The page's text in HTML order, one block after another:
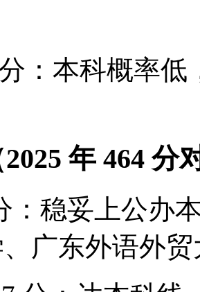
分：本科概率
年 464 分
：稳妥上公办
广东外语外